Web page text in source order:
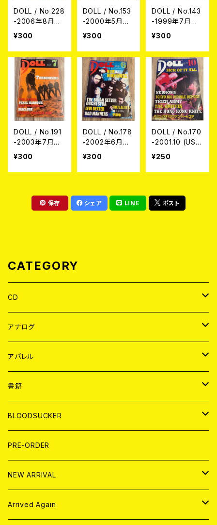
DOLL / No.228
-2006年8月号-
(USED/MAGAZ
¥300
DOLL / No.153
-2000年5月号-
(USED/MAGAZ
¥300
DOLL / No.143
-1999年7月号-
(USED/MAGAZ
¥300
DOLL / No.191
-2003年7月号-
(USED/MAGAZ
¥300
DOLL / No.178
-2002年6月号-
(USED/MAGAZ
¥300
DOLL / No.170
-2001.10 (USE
D/MAGAZINE)
¥250
保存 シェア LINE ポスト
CATEGORY
CD
JAPAN
WORLD
アナログ
JAPAN
７EP
LP
WORLD
7EP
LP
アパレル
JAPAN
T-shirt
HOOD
WORLD
T-shirt
HOOD
書籍
MAGAZINE
BOLLOCKS
EL ZINE
写真集 (PHOTOBOOK)
BLOODSUCKER
CD
アナログ
アパレル
PRE-ORDER
NEW ARRIVAL
CD
Arrived Again